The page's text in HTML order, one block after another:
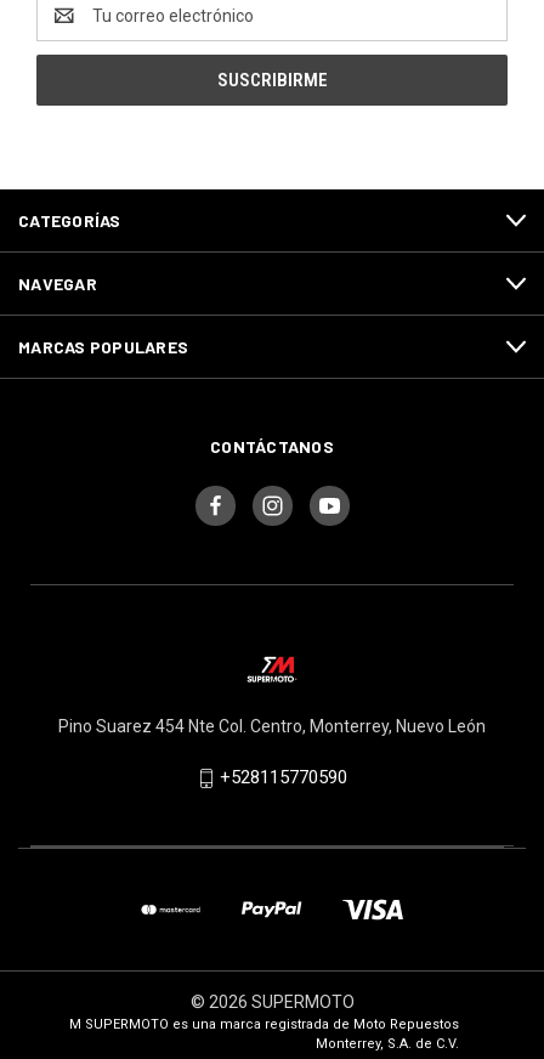
de
correo
CATEGORÍAS
NAVEGAR
MARCAS POPULARES
CONTÁCTANOS
Pino Suarez 454 Nte Col. Centro, Monterrey, Nuevo León
+528115770590
© 2026 SUPERMOTO
M SUPERMOTO es una marca registrada de Moto Repuestos
Monterrey, S.A. de C.V.